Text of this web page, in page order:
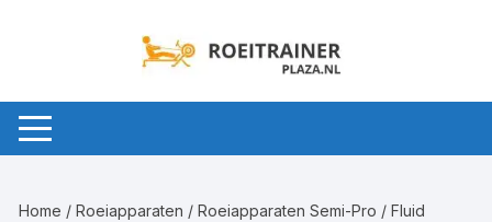
Home /Roeiapparaten /Roeiapparaten Semi-Pro / Fluid